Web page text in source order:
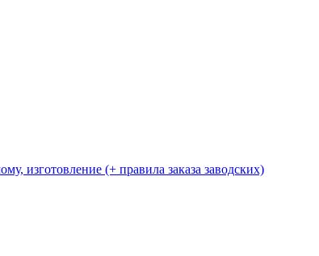
изготовление (+ правила заказа заводских)